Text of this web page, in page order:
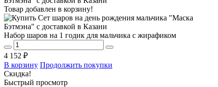
Товар добавлен в корзину!
Набор шаров на 1 годик для мальчика с жирафиком
4 152 ₽
В корзину Продолжить покупки
Скидка!
Быстрый просмотр